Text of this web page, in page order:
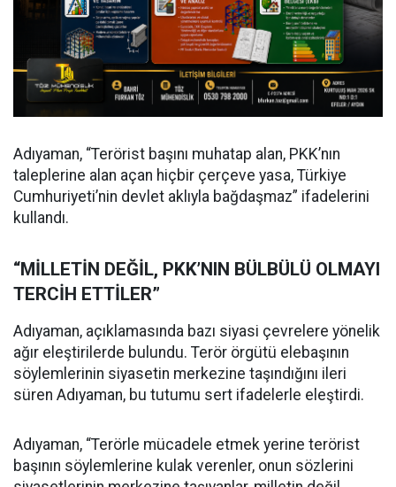
Adıyaman, “Terörist başını muhatap alan, PKK’nın
taleplerine alan açan hiçbir çerçeve yasa, Türkiye
Cumhuriyeti’nin devlet aklıyla bağdaşmaz” ifadelerini
kullandı.
“MİLLETİN DEĞİL, PKK’NIN BÜLBÜLÜ OLMAYI
TERCİH ETTİLER”
Adıyaman, açıklamasında bazı siyasi çevrelere yönelik
ağır eleştirilerde bulundu. Terör örgütü elebaşının
söylemlerinin siyasetin merkezine taşındığını ileri
süren Adıyaman, bu tutumu sert ifadelerle eleştirdi.
Adıyaman, “Terörle mücadele etmek yerine terörist
başının söylemlerine kulak verenler, onun sözlerini